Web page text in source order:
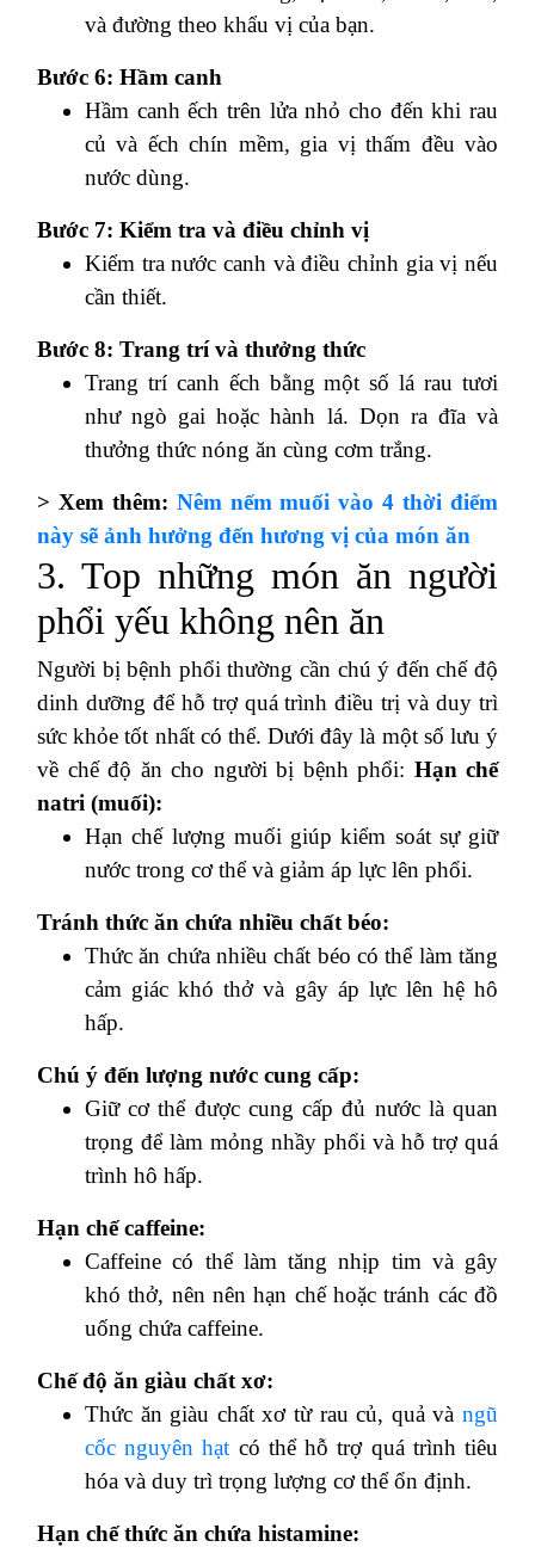
và đường theo khẩu vị của bạn.
Bước 6: Hầm canh
Hầm canh ếch trên lửa nhỏ cho đến khi rau
củ và ếch chín mềm, gia vị thấm đều vào
nước dùng.
Bước 7: Kiểm tra và điều chỉnh vị
Kiểm tra nước canh và điều chỉnh gia vị nếu
cần thiết.
Bước 8: Trang trí và thưởng thức
Trang trí canh ếch bằng một số lá rau tươi
như ngò gai hoặc hành lá. Dọn ra đĩa và
thưởng thức nóng ăn cùng cơm trắng.
> Xem thêm: Nêm nếm muối vào 4 thời điểm
này sẽ ảnh hưởng đến hương vị của món ăn
3. Top những món ăn người
phổi yếu không nên ăn
Người bị bệnh phổi thường cần chú ý đến chế độ
dinh dưỡng để hỗ trợ quá trình điều trị và duy trì
sức khỏe tốt nhất có thể. Dưới đây là một số lưu ý
về chế độ ăn cho người bị bệnh phổi: Hạn chế
natri (muối):
Hạn chế lượng muối giúp kiểm soát sự giữ
nước trong cơ thể và giảm áp lực lên phổi.
Tránh thức ăn chứa nhiều chất béo:
Thức ăn chứa nhiều chất béo có thể làm tăng
cảm giác khó thở và gây áp lực lên hệ hô
hấp.
Chú ý đến lượng nước cung cấp:
Giữ cơ thể được cung cấp đủ nước là quan
trọng để làm mỏng nhầy phổi và hỗ trợ quá
trình hô hấp.
Hạn chế caffeine:
Caffeine có thể làm tăng nhịp tim và gây
khó thở, nên nên hạn chế hoặc tránh các đồ
uống chứa caffeine.
Chế độ ăn giàu chất xơ:
Thức ăn giàu chất xơ từ rau củ, quả và ngũ
cốc nguyên hạt có thể hỗ trợ quá trình tiêu
hóa và duy trì trọng lượng cơ thể ổn định.
Hạn chế thức ăn chứa histamine: